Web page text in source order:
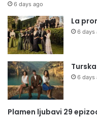
6 days ago
La
6 days
6 days
Plamen ljubavi 29